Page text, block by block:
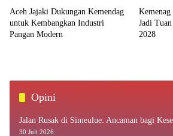
Aceh Jajaki Dukungan Kemendag
untuk Kembangkan Industri
Pangan Modern
Jadi
2028
Opini
Jalan Rusak di Simeulue: Ancaman bagi
30 Juli 2026